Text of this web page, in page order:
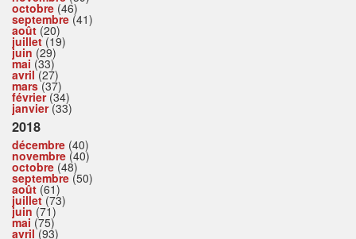
octobre (46)
septembre (41)
août (20)
juillet(19)
juin (29)
mai (33)
avril(27)
mars(37)
février(34)
janvier(33)
2018
décembre (40)
novembre (40)
octobre (48)
septembre (50)
août (61)
juillet(73)
juin (71)
mai (75)
avril(93)